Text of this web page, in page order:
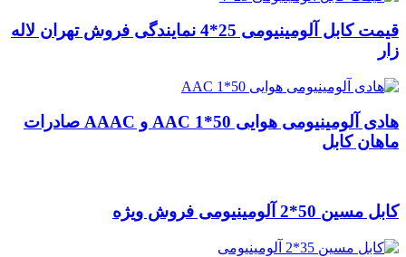
قیمت کابل آلومینیومی 25*4 نمایندگی فروش تهران لاله
زار
هادی آلومینیومی هوایی 50*1 AAC و AAAC صادرات
ماهان کابل
کابل مسین 50*2 آلومینیومی فروش ویژه